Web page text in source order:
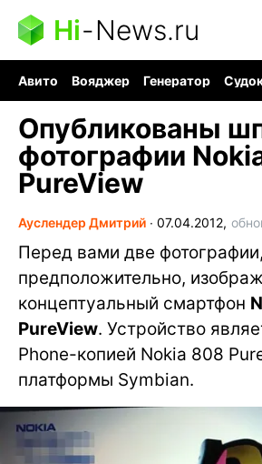
Hi-News.ru
Авито Вояджер Генератор
Опубликованы
фотографии
PureView
Ауслендер Дмитрий ∙ 07.04.2012,
Перед вами две
предположительно,
концептуальный смартфон
PureView. Устройство
Phone-копией Nokia 808
платформы Symbian.